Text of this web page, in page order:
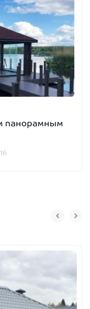
панорамным